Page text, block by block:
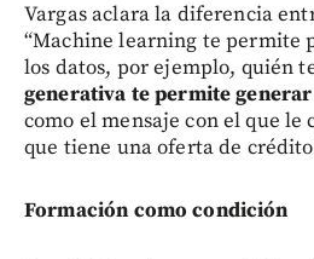
Vargas aclara la diferencia
“Machine learning te permite
los datos, por ejemplo, quién
generativa te permite
como el mensaje con el que le
que tiene una oferta de
Formación como condición